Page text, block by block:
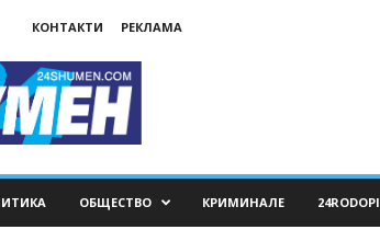
КОНТАКТИ РЕКЛАМА
ОБЩЕСТВО КРИМИНАЛЕ 24RODOPI